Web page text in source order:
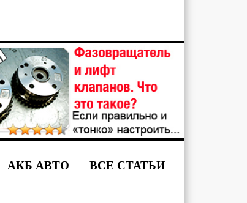
АКБ АВТО ВСЕ СТАТЬИ